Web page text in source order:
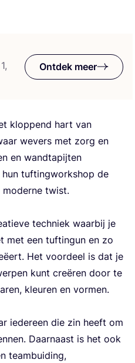
Ontdek meer
klop­pend hart van
wevers met zorg en
en wand­ta­pij­ten
tuf­ting­work­shop de
twist.
tech­niek waar­bij je
met een tuf­tin­gun en zo
Het voor­deel is dat je
kunt cre­ë­ren door te
kleu­ren en vormen.
ieder­een die zin heeft om
Daar­naast is het ook
team­bui­ding,